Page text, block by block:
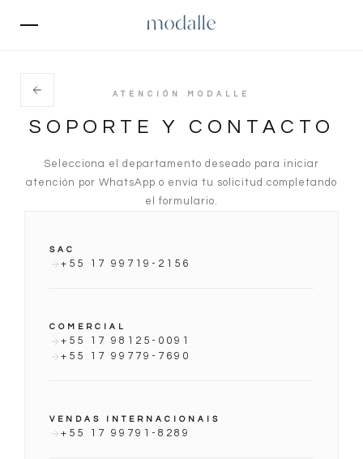
ATENCIÓN MODALLE
SOPORTE Y CONTACTO
Selecciona el departamento deseado para iniciar
atención por WhatsApp o envía tu solicitud completando
el formulario.
SAC
+55 17 99719-2156
COMERCIAL
+55 17 98125-0091
+55 17 99779-7690
VENDAS INTERNACIONAIS
+55 17 99791-8289